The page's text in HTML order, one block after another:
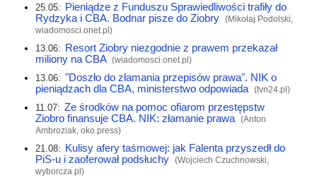
25.05: Pieniądze z Funduszu Sprawiedliwości trafiły do
Rydzyka i CBA. Bodnar pisze do Ziobry (Mikołaj Podolski,
wiadomosci.onet.pl)
13.06: Resort Ziobry niezgodnie z prawem przekazał
miliony na CBA (wiadomosci.onet.pl)
13.06: "Doszło do złamania przepisów prawa". NIK o
pieniądzach dla CBA, ministerstwo odpowiada (tvn24.pl)
11.07: Ze środków na pomoc ofiarom przestępstw
Ziobro finansuje CBA. NIK: złamanie prawa (Anton
Ambroziak, oko.press)
21.08: Kulisy afery taśmowej: jak Falenta przyszedł do
PiS-u i zaoferował podsłuchy (Wojciech Czuchnowski,
wyborcza.pl)